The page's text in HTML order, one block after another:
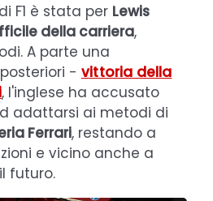
di F1 è stata per Lewis
della carriera,
A parte una
- vittoria della
, l'inglese ha accusato
adattarsi ai metodi di
Ferrari, restando a
e vicino anche a
futuro.